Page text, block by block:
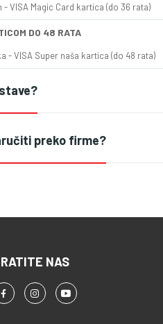
- VISA Magic Card kartica (do 36 rata)
DO 48 RATA
- VISA Super naša kartica (do 48 rata)
preko firme?
NAS